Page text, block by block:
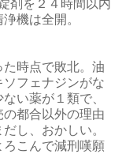
剤を２４時間以内
機は全開。
時点で敗北。油
フェナジンがな
い薬が１類で、
都合以外の理由
し、おかしい。
こんで減刑嘆願